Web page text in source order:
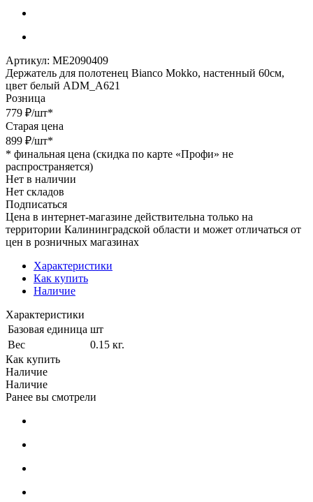
Артикул: МЕ2090409
Держатель для полотенец Bianco Mokko, настенный 60см,
цвет белый ADM_A621
Розница
779 ₽/шт*
Старая цена
899 ₽/шт*
* финальная цена (скидка по карте «Профи» не
распространяется)
Нет в наличии
Нет складов
Подписаться
Цена в интернет-магазине действительна только на
территории Калининградской области и может отличаться от
цен в розничных магазинах
Характеристики
Как купить
Наличие
Характеристики
Базовая единица шт
Вес
0.15 кг.
Как купить
Наличие
Наличие
Ранее вы смотрели